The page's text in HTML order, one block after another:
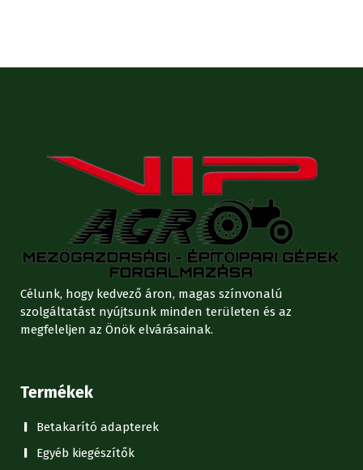
Célunk, hogy kedvező áron, magas színvonalú
szolgáltatást nyújtsunk minden területen és az
megfeleljen az Önök elvárásainak.
Termékek
Betakarító adapterek
Egyéb kiegészítők